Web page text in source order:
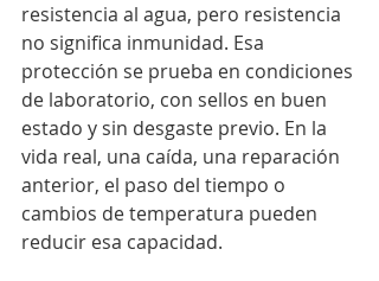
resistencia al agua, pero resistencia
no significa inmunidad. Esa
protección se prueba en condiciones
de laboratorio, con sellos en buen
estado y sin desgaste previo. En la
vida real, una caída, una reparación
anterior, el paso del tiempo o
cambios de temperatura pueden
reducir esa capacidad.